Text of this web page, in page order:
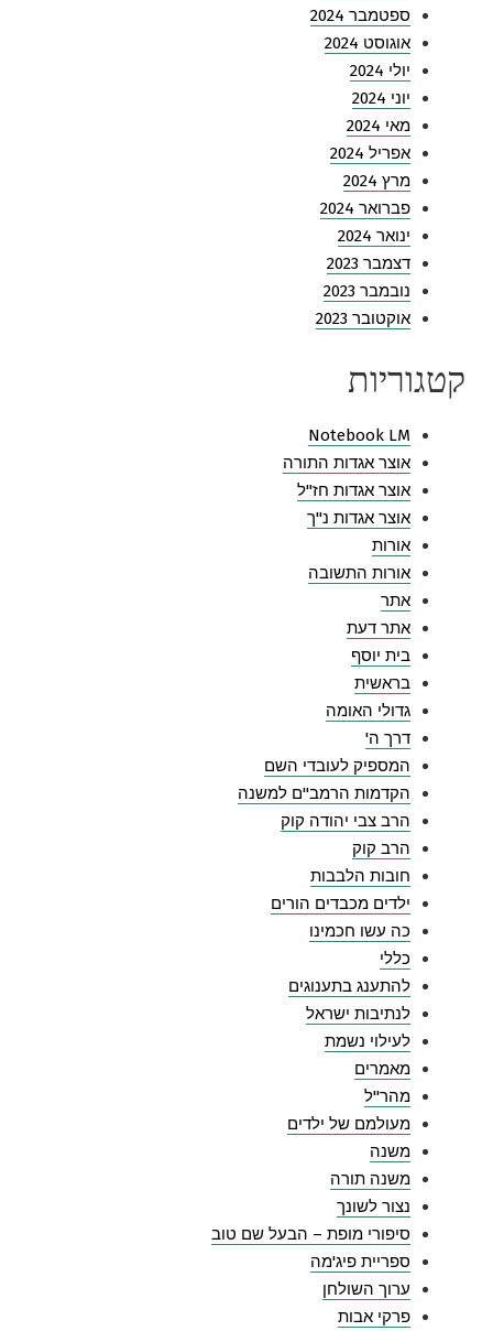
ספטמבר 2024
אוגוסט 2024
יולי 2024
יוני 2024
מאי 2024
אפריל 2024
מרץ 2024
פברואר 2024
ינואר 2024
דצמבר 2023
נובמבר 2023
אוקטובר 2023
קטגוריות
Notebook LM
אוצר אגדות התורה
אוצר אגדות חז"ל
אוצר אגדות נ"ך
אורות
אורות התשובה
אתר
אתר דעת
בית יוסף
בראשית
גדולי האומה
דרך ה'
המספיק לעובדי השם
הקדמות הרמב"ם למשנה
הרב צבי יהודה קוק
הרב קוק
חובות הלבבות
ילדים מכבדים הורים
כה עשו חכמינו
כללי
להתענג בתענוגים
לנתיבות ישראל
לעילוי נשמת
מאמרים
מהר"ל
מעולמם של ילדים
משנה
משנה תורה
נצור לשונך
סיפורי מופת – הבעל שם טוב
ספריית פיג'מה
ערוך השולחן
פרקי אבות